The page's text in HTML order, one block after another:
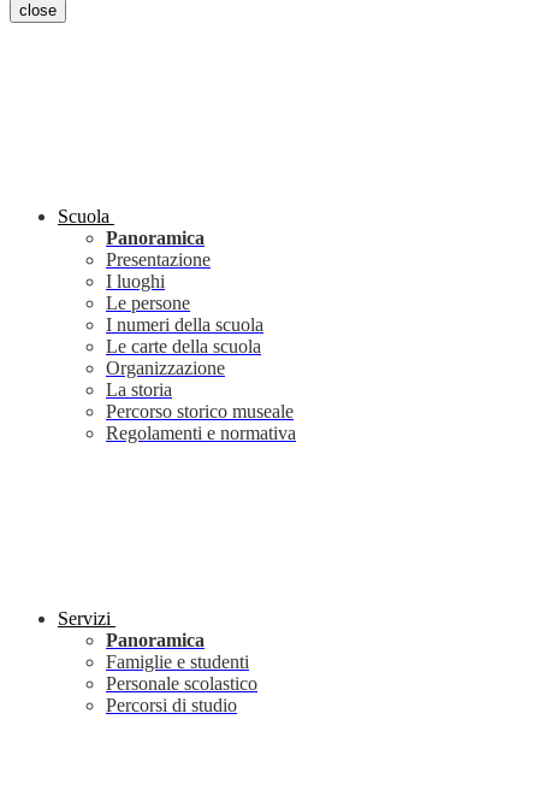
close
Scuola
Panoramica
Presentazione
I luoghi
Le persone
I numeri della scuola
Le carte della scuola
Organizzazione
La storia
Percorso storico museale
Regolamenti e normativa
Servizi
Panoramica
Famiglie e studenti
Personale scolastico
Percorsi di studio